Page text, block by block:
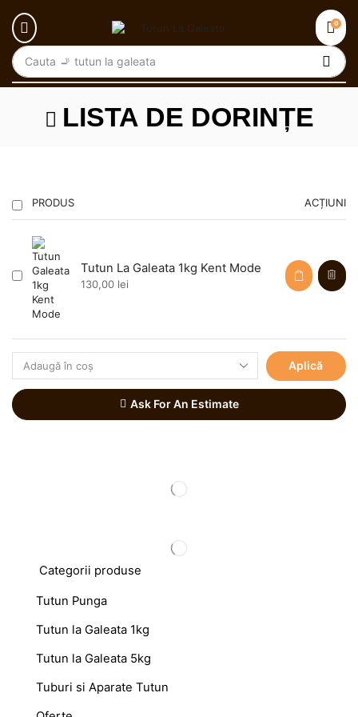
Cauta 🚬 tutun la galeata
0
LISTA DE DORINȚE
PRODUS ACȚIUNI
Tutun La Galeata 1kg Kent Mode
130,00 lei
Aplică
Ask For An Estimate
Categorii produse
Tutun Punga
Tutun la Galeata 1kg
Tutun la Galeata 5kg
Tuburi si Aparate Tutun